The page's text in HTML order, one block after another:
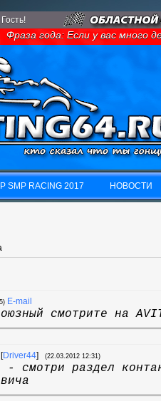
Гость!
года: Если у вас много
SMP RACING 2017 НОВОСТИ
E-mail
смотрите на
[Driver44] (22.03.2012 12:31)
- смотри раздел